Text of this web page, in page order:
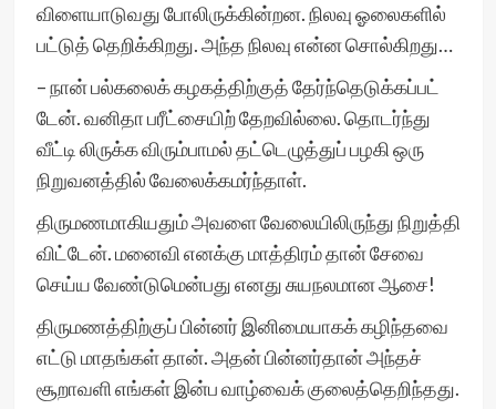
விளையாடுவது போலிருக்கின்றன. நிலவு ஓலைகளில்
பட்டுத் தெறிக்கிறது. அந்த நிலவு என்ன சொல்கிறது…
– நான் பல்கலைக் கழகத்திற்குத் தேர்ந்தெடுக்கப்பட்
டேன். வனிதா பரீட்சையிற் தேறவில்லை. தொடர்ந்து
வீட்டி லிருக்க விரும்பாமல் தட்டெழுத்துப் பழகி ஒரு
நிறுவனத்தில் வேலைக்கமர்ந்தாள்.
திருமணமாகியதும் அவளை வேலையிலிருந்து நிறுத்தி
விட்டேன். மனைவி எனக்கு மாத்திரம் தான் சேவை
செய்ய வேண்டுமென்பது எனது சுயநலமான ஆசை!
திருமணத்திற்குப் பின்னர் இனிமையாகக் கழிந்தவை
எட்டு மாதங்கள் தான். அதன் பின்னர்தான் அந்தச்
சூறாவளி எங்கள் இன்ப வாழ்வைக் குலைத்தெறிந்தது.